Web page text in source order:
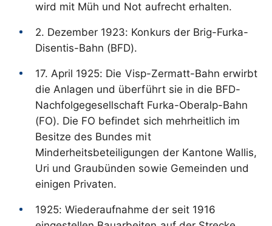
wird mit Müh und Not aufrecht erhalten.
2. Dezember 1923: Konkurs der Brig-Furka-
Disentis-Bahn (BFD).
17. April 1925: Die Visp-Zermatt-Bahn erwirbt
die Anlagen und überführt sie in die BFD-
Nachfolgegesellschaft Furka-Oberalp-Bahn
(FO). Die FO befindet sich mehrheitlich im
Besitze des Bundes mit
Minderheitsbeteiligungen der Kantone Wallis,
Uri und Graubünden sowie Gemeinden und
einigen Privaten.
1925: Wiederaufnahme der seit 1916